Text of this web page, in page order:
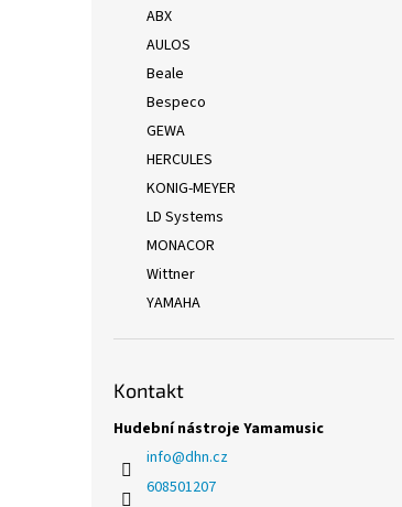
ABX
AULOS
Beale
Bespeco
GEWA
HERCULES
KONIG-MEYER
LD Systems
MONACOR
Wittner
YAMAHA
Kontakt
Hudební nástroje Yamamusic
info@dhn.cz
608501207